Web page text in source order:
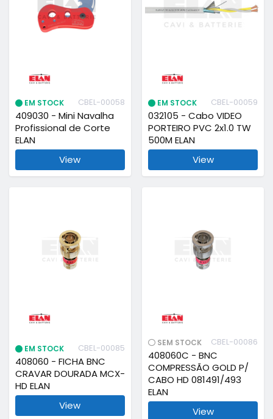
EM STOCK CBEL-00058
409030 - Mini Navalha
Profissional de Corte
ELAN
View
EM STOCK CBEL-00059
032105 - Cabo VIDEO
PORTEIRO PVC 2x1.0 TW
500M ELAN
View
EM STOCK CBEL-00085
408060 - FICHA BNC
CRAVAR DOURADA MCX-
HD ELAN
View
SEM STOCK CBEL-00086
408060C - BNC
COMPRESSÃO GOLD P/
CABO HD 081491/493
ELAN
View